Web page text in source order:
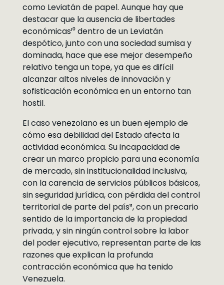
como Leviatán de papel. Aunque hay que
destacar que la ausencia de libertades
económicas¹⁰ dentro de un Leviatán
despótico, junto con una sociedad sumisa y
dominada, hace que ese mejor desempeño
relativo tenga un tope, ya que es difícil
alcanzar altos niveles de innovación y
sofisticación económica en un entorno tan
hostil.
El caso venezolano es un buen ejemplo de
cómo esa debilidad del Estado afecta la
actividad económica. Su incapacidad de
crear un marco propicio para una economía
de mercado, sin institucionalidad inclusiva,
con la carencia de servicios públicos básicos,
sin seguridad jurídica, con pérdida del control
territorial de parte del país¹¹, con un precario
sentido de la importancia de la propiedad
privada, y sin ningún control sobre la labor
del poder ejecutivo, representan parte de las
razones que explican la profunda
contracción económica que ha tenido
Venezuela.